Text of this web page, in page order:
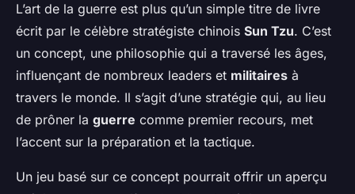
L’art de la guerre est plus qu’un simple titre de livre
écrit par le célèbre stratégiste chinois Sun Tzu. C’est
un concept, une philosophie qui a traversé les âges,
influençant de nombreux leaders et militaires à
travers le monde. Il s’agit d’une stratégie qui, au lieu
de prôner la guerre comme premier recours, met
l’accent sur la préparation et la tactique.
Un jeu basé sur ce concept pourrait offrir un aperçu